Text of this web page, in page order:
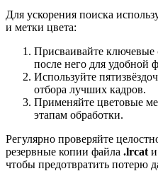
Для ускорения поиска
и метки цвета:
Присваивайте ключевые
после него для удобной
Используйте
отбора лучших кадров.
Применяйте цветовые
этапам обработки.
Регулярно проверяйте
резервные копии файла .lrcat
чтобы предотвратить потерю